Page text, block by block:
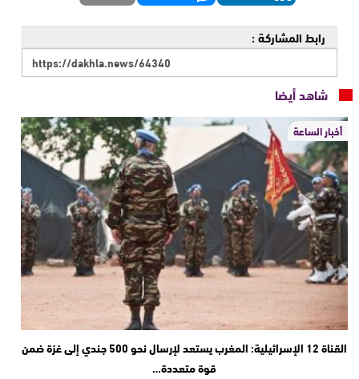
رابط المشاركة :
شاهد أيضا
أخبار الساعة
القناة 12 الإسرائيلية: المغرب يستعد لإرسال نحو 500 جندي إلى غزة ضمن
قوة متعددة…